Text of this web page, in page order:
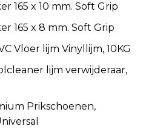
165 x 10 mm. Soft Grip
165 x 8 mm. Soft Grip
Vloer lijm Vinyllijm, 10KG
lijm verwijderaar,
Prikschoenen,